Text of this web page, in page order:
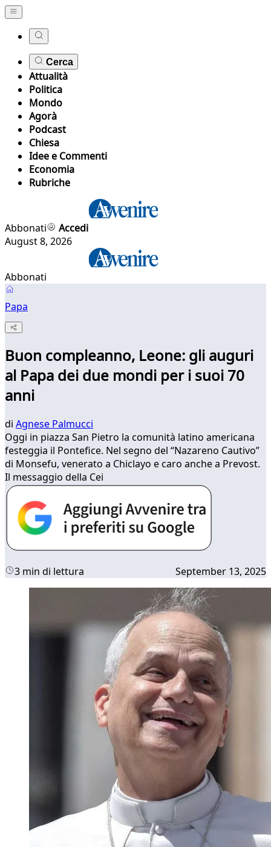
Cerca
Attualità
Politica
Mondo
Agorà
Podcast
Chiesa
Idee e Commenti
Economia
Rubriche
Abbonati
Accedi
August 8, 2026
Abbonati
Papa
Buon compleanno, Leone: gli auguri
al Papa dei due mondi per i suoi 70
anni
di Agnese Palmucci
Oggi in piazza San Pietro la comunità latino americana
festeggia il Pontefice. Nel segno del “Nazareno Cautivo”
di Monsefu, venerato a Chiclayo e caro anche a Prevost.
Il messaggio della Cei
3 min di lettura September 13, 2025